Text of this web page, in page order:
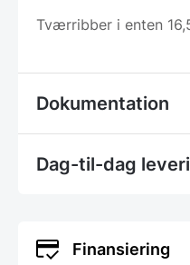
Tværribber i enten
Dokumentation
Dag-til-dag
Finansiering